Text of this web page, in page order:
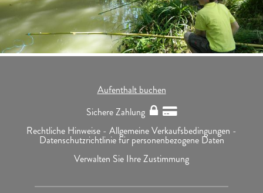
Aufenthalt buchen
Sichere Zahlung
Rechtliche Hinweise - Allgemeine Verkaufsbedingungen -
Datenschutzrichtlinie für personenbezogene Daten
Verwalten Sie Ihre Zustimmung